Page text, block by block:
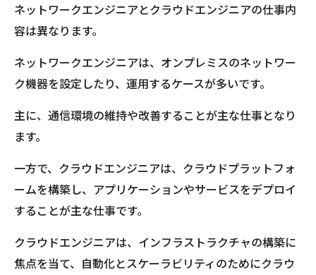
ネットワークエンジニアとクラウドエンジニアの仕事内
容は異なります。
ネットワークエンジニアは、オンプレミスのネットワー
ク機器を設定したり、運用するケースが多いです。
主に、通信環境の維持や改善することが主な仕事となり
ます。
一方で、クラウドエンジニアは、クラウドプラットフォ
ームを構築し、アプリケーションやサービスをデプロイ
することが主な仕事です。
クラウドエンジニアは、インフラストラクチャの構築に
焦点を当て、自動化とスケーラビリティのためにクラウ